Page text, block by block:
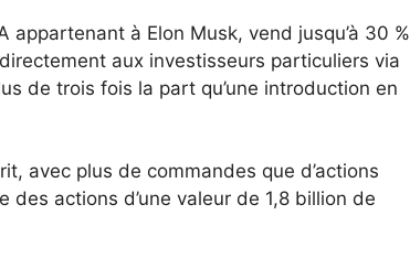
à Elon Musk, vend jusqu’à 30 %
aux investisseurs particuliers via
de trois fois la part qu’une introduction en
avec plus de commandes que d’actions
des actions d’une valeur de 1,8 billion de